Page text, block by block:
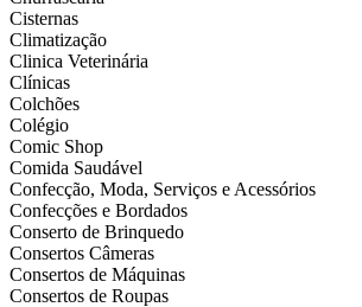
Cisternas
Climatização
Clinica Veterinária
Clínicas
Colchões
Colégio
Comic Shop
Comida Saudável
Confecção, Moda, Serviços e Acessórios
Confecções e Bordados
Conserto de Brinquedo
Consertos Câmeras
Consertos de Máquinas
Consertos de Roupas